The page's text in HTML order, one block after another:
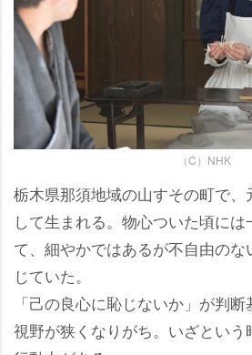
（C）NHK
栃木県那須地域の山すその町で、
して生まれる。物心ついた頃に
て、細やかではあるが不自由の
じていた。
「己の良心に恥じないか」が判
視野が狭くなりがち。いざという